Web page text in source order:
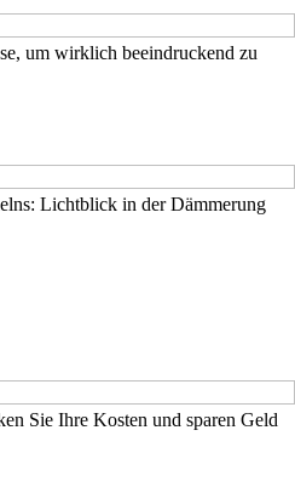
um wirklich beeindruckend zu
Lichtblick in der Dämmerung
Sie Ihre Kosten und sparen Geld